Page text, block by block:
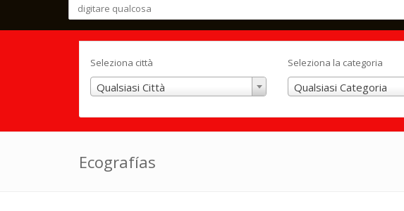
Seleziona città
Qualsiasi Città
Seleziona la categoria
Qualsiasi Categoria
Ecografías